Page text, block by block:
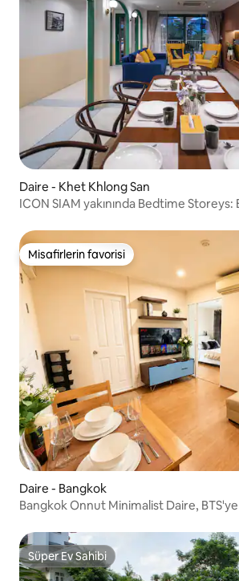
Daire - Khet Khlong San
ICON SIAM yakınında Bedtime
Misafirlerin favorisi
Misafirlerin favorisi
Daire - Bangkok
Bangkok Onnut Minimalist Daire,
süreli konaklama için uygun
Süper Ev Sahibi
Süper Ev Sahibi